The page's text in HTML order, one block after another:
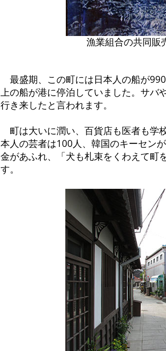
漁業組合の共同販
最盛期、この町には日本人の船が
上の船が港に停泊していました。サバ
行き来したと言われます。
町は大いに潤い、百貨店も医者も学
本人の芸者は100人、韓国のキーセン
金があふれ、「犬も札束をくわえて町
す。